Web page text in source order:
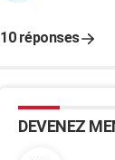
10 réponses
DEVENEZ